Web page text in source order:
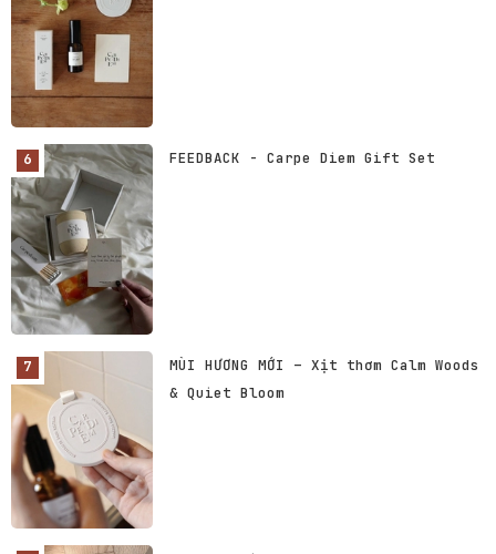
FEEDBACK - Carpe Diem Gift Set
MÙI HƯƠNG MỚI – Xịt thơm Calm Woods
& Quiet Bloom